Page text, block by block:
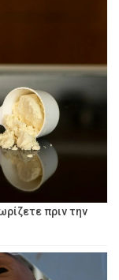
πριν την